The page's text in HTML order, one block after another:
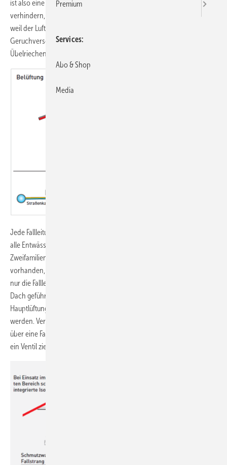
ist also eine große Menge an nachströmender Luft nötig, um zu
verhindern, dass es zur Unterdruckbildung kommt. Geschieht dies,
weil der Luftweg versperrt ist, dann gluckert das Sperrwasser in den
Geruchverschlüssen oder wird sogar aus ihnen abgesaugt.
Übelriechende Kanalgase finden nun den Weg in die gute Stube.
Jede Fallleitung ist als Hauptlüftung über Dach zu führen. Das gilt für
alle Entwässerungsanlagen; mit Ausnahme derer in Ein- oder
Zweifamilienhäusern. Sind hier zwei oder mehrere Fallleitungen
vorhanden, muss nach den Festlegungen der neuen DIN 1986-100 [1]
nur die Fallleitung mit der größten Nennweite als Hauptlüftung über
Dach geführt werden. An den anderen Fallleitungen darf die
Hauptlüftung durch den Einbau von Belüftungsventilen ersetzt
werden. Verfügt ein Bau zum Beispiel über eine Fallleitung DN 100 und
über eine Fallleitung DN 70, darf die „Kleine“ sich die nötige Luft über
ein Ventil ziehen.
Premium
Services
Abo & Shop
Media